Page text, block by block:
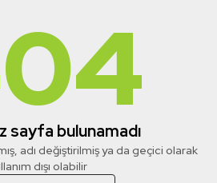
sayfa bulunamadı
adı değiştirilmiş ya da geçici olarak
dışı olabilir